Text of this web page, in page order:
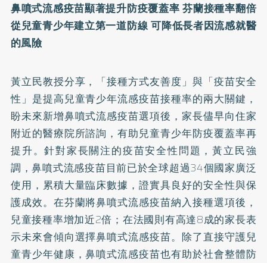
鼻噴式流感疫苗顯著提升防疫覆蓋率 芬蘭接種率翻倍
從兒童青少年建立第一道防線可降低長者因流感就醫
的風險
黃立民教授分享，「接種方式友善度」與「疫苗安全
性」是提高兒童青少年流感疫苗接種率的兩大關鍵，
盼未來新增鼻噴式流感疫苗選項後，家長儘早向住家
附近的醫療院所諮詢，有助兒童青少年防疫覆蓋率再
提升。針對家長關注的疫苗安全性問題，黃立民強
調，鼻噴式流感疫苗目前已於全球超過34個國家廣泛
使用，累積大量臨床數據，證實具良好的安全性與保
護成效。在芬蘭將鼻噴式流感疫苗納入接種選項後，
兒童接種率增加近2倍；在法國則有高達8成的家長表
示未來會傾向選擇鼻噴式流感疫苗。除了直接守護兒
童青少年健康，鼻噴式流感疫苗也有助於社會整體防